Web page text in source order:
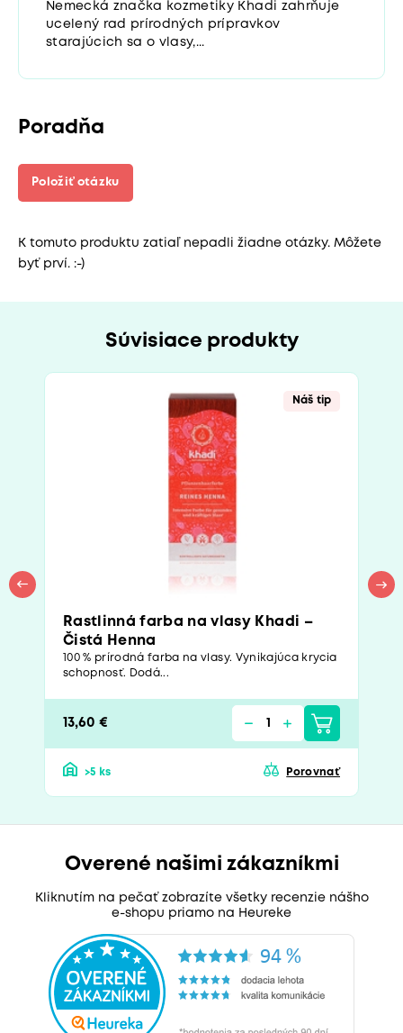
Nemecká značka kozmetiky Khadi zahrňuje
ucelený rad prírodných prípravkov
starajúcich sa o vlasy,...
Poradňa
Položiť otázku
K tomuto produktu zatiaľ nepadli žiadne otázky. Môžete
byť prví. :-)
Súvisiace produkty
Náš tip
Rastlinná farba na vlasy Khadi –
Čistá Henna
100 % prírodná farba na vlasy. Vynikajúca krycia
schopnosť. Dodá...
13,60 €
>5 ks Porovnať
Overené našimi zákazníkmi
Kliknutím na pečať zobrazíte všetky recenzie nášho
e-shopu priamo na Heureke